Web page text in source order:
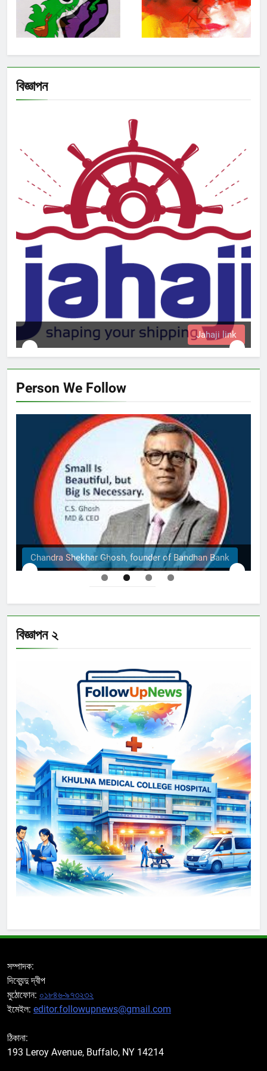
বিজ্ঞাপন
Jahaji link
Person We Follow
Bandhan Bank The Structural Engineers Ltd |
বিজ্ঞাপন ২
সম্পাদক:
দিব্যেন্দু দ্বীপ
মুঠোফোন: ০১৮৪৬-৯৭৩২৩২
ইমেইল: editor.followupnews@gmail.com
ঠিকানা:
193 Leroy Avenue, Buffalo, NY 14214